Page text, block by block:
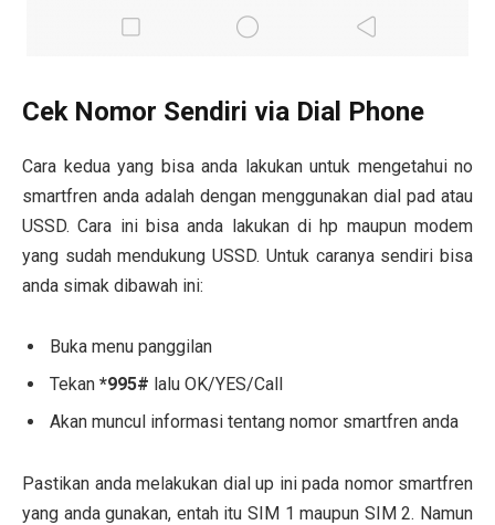
Cek Nomor Sendiri via Dial Phone
Cara kedua yang bisa anda lakukan untuk mengetahui no
smartfren anda adalah dengan menggunakan dial pad atau
USSD. Cara ini bisa anda lakukan di hp maupun modem
yang sudah mendukung USSD. Untuk caranya sendiri bisa
anda simak dibawah ini:
Buka menu panggilan
Tekan *995# lalu OK/YES/Call
Akan muncul informasi tentang nomor smartfren anda
Pastikan anda melakukan dial up ini pada nomor smartfren
yang anda gunakan, entah itu SIM 1 maupun SIM 2. Namun